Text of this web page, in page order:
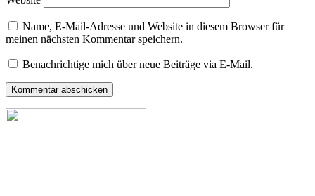
Name, E-Mail-Adresse und Website in diesem Browser für
meinen nächsten Kommentar speichern.
Benachrichtige mich über neue Beiträge via E-Mail.